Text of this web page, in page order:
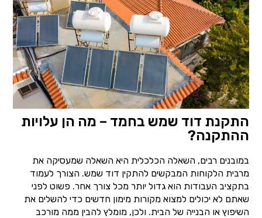
התקנת דוד שמש בחמד – מה הן עלויות
ההתקנה?
במובנים רבים, השאלה הכלכלית היא השאלה שמעסיקה את
מרבית הלקוחות המבקשים להתקין דוד שמש. הצורך לעמוד
בתקציב העבודות הוא גדול יותר מכל צורך אחר. פשוט לפני
שאתם לא יכולים למצוא מקורות מימון חדשים כדי להשלים את
השיפוץ או הבנייה של הבית. ולכן, מומלץ להבין ממה מורכב